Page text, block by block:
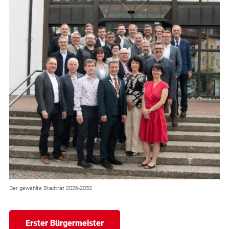
Der gewählte Stadtrat 2026-2032
Erster Bürgermeister